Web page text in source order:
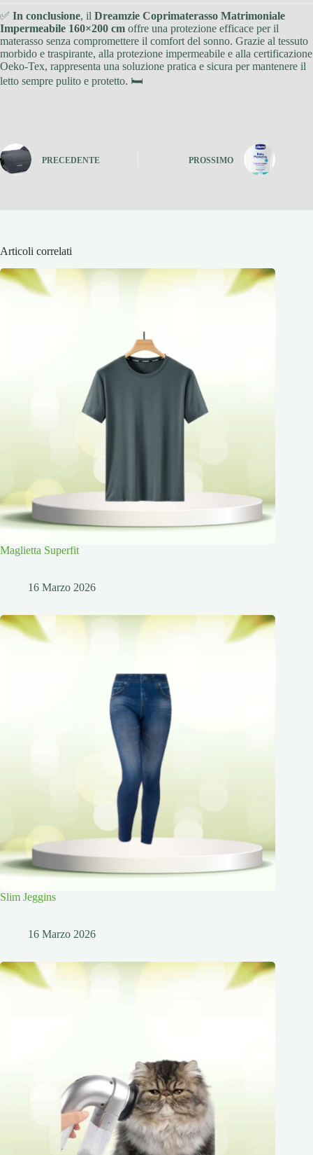
✅ In conclusione, il Dreamzie Coprimaterasso Matrimoniale
Impermeabile 160×200 cm offre una protezione efficace per il
materasso senza compromettere il comfort del sonno. Grazie al tessuto
morbido e traspirante, alla protezione impermeabile e alla certificazione
Oeko-Tex, rappresenta una soluzione pratica e sicura per mantenere il
letto sempre pulito e protetto. 🛏️
PRECEDENTE PROSSIMO
Articoli correlati
Maglietta Superfit
16 Marzo 2026
Slim Jeggins
16 Marzo 2026